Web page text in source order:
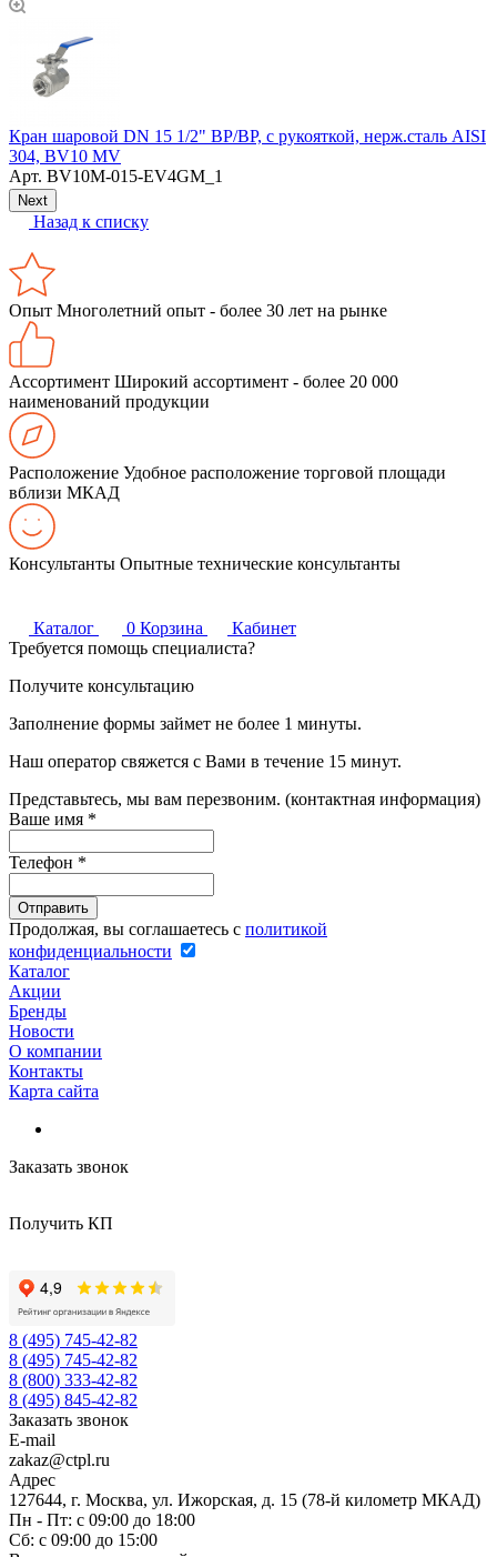
Кран шаровой DN 15 1/2" ВР/ВР, с рукояткой, нерж.сталь AISI
304, BV10 MV
Арт. BV10M-015-EV4GM_1
Next
Назад к списку
Опыт Многолетний опыт - более 30 лет на рынке
Ассортимент Широкий ассортимент - более 20 000
наименований продукции
Расположение Удобное расположение торговой площади
вблизи МКАД
Консультанты Опытные технические консультанты
Каталог 0 Корзина
Кабинет
Требуется помощь специалиста?
Получите консультацию
Заполнение формы займет не более 1 минуты.
Наш оператор свяжется с Вами в течение 15 минут.
Представьтесь, мы вам перезвоним. (контактная информация)
Ваше имя *
Телефон *
Продолжая, вы соглашаетесь с политикой
конфиденциальности
Каталог
Акции
Бренды
Новости
О компании
Контакты
Карта сайта
Заказать звонок
Получить КП
8 (495) 745-42-82
8 (495) 745-42-82
8 (800) 333-42-82
8 (495) 845-42-82
Заказать звонок
E-mail
zakaz@ctpl.ru
Адрес
127644, г. Москва, ул. Ижорская, д. 15 (78-й километр МКАД)
Пн - Пт: с 09:00 до 18:00
Сб: с 09:00 до 15:00